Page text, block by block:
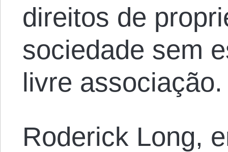
direitos de
sociedade sem
livre associação.
Roderick Long,